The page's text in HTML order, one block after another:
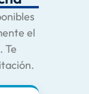
el
Te